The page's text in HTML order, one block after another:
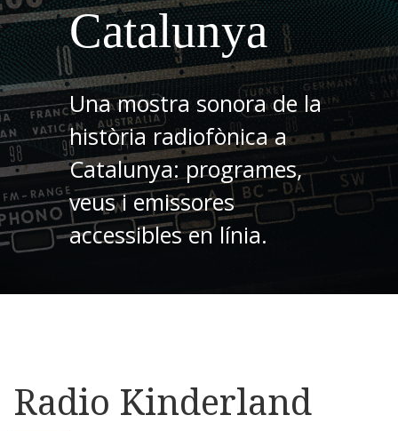
Catalunya
Una mostra sonora de la
història radiofònica a
Catalunya: programes,
veus i emissores
accessibles en línia.
Radio Kinderland